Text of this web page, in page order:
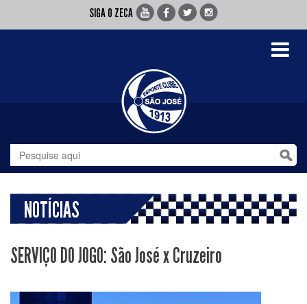
SIGA O ZECA
Toggle
NOTÍCIAS
SERVIÇO DO JOGO: São José x Cruzeiro